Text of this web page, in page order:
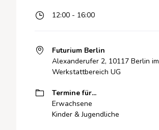
12:00 - 16:00
Futurium Berlin
Alexanderufer 2, 10117 Berlin im
Werkstattbereich UG
Termine für...
Erwachsene
Kinder & Jugendliche